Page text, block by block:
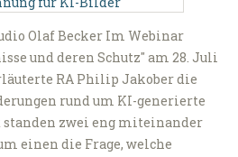
Olaf Becker Im Webinar
und deren Schutz" am 28. Juli
RA Philip Jakober die
rund um KI-generierte
zwei eng miteinander
einen die Frage, welche